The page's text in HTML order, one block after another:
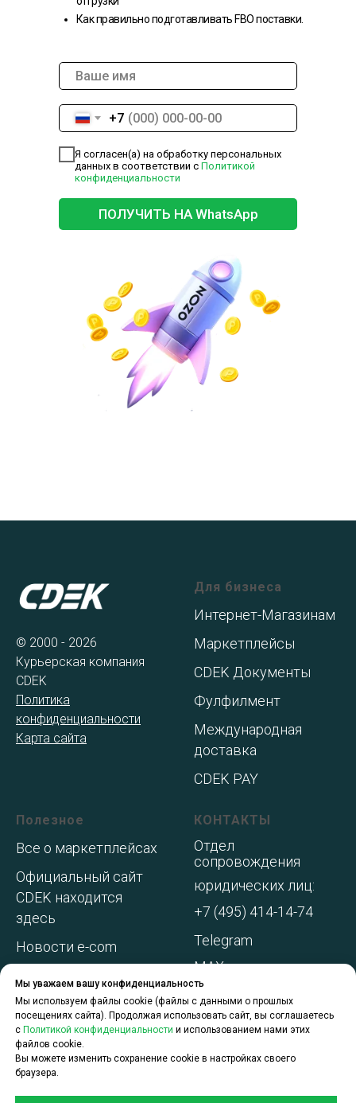
+7
Я согласен(а) на обработку персональных
данных в соответствии с Политикой
конфиденциальности
ПОЛУЧИТЬ НА WhatsApp
Как правильно подготавливать FBO поставки.
Мы уважаем вашу конфиденциальность
Мы используем файлы cookie (файлы с данными о прошлых
посещениях сайта). Продолжая использовать сайт, вы соглашаетесь
с Политикой конфиденциальности и использованием нами этих
файлов cookie.
Вы можете изменить сохранение cookie в настройках своего
браузера.
© 2000 - 2026
Курьерская компания
CDEK
Политика
конфиденциальности
Карта сайта
Для бизнеса
Интернет-Магазинам
Маркетплейсы
CDEK Документы
Фулфилмент
Международная
доставка
CDEK PAY
Полезное
Все о маркетплейсах
Официальный сайт
CDEK находится
здесь
Новости e-com
Акции и
спецпредложения
О компании
КОНТАКТЫ
Отдел
сопровождения
юридических лиц:
+7 (495) 414-14-74
Telegram
MAX